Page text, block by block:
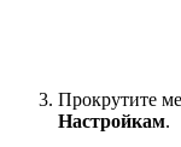
Прокрутите
Настройкам.